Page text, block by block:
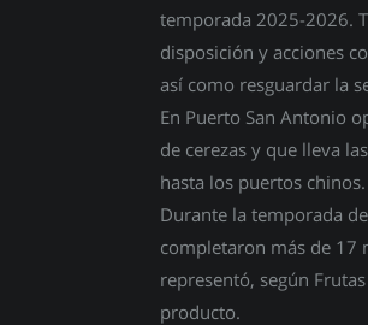
temporada 2025-2026.
disposición y acciones
así como resguardar la
En Puerto San Antonio
de cerezas y que lleva
hasta los puertos chinos.
Durante la temporada
completaron más de 17
representó, según
producto.